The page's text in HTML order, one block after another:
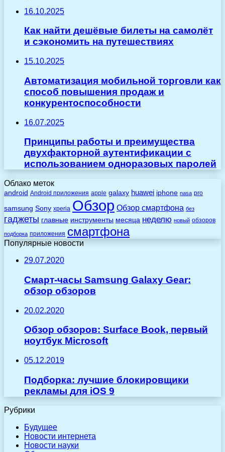
16.10.2025
Как найти дешёвые билеты на самолёт
и сэкономить на путешествиях
15.10.2025
Автоматизация мобильной торговли как
способ повышения продаж и
конкурентоспособности
16.07.2025
Принципы работы и преимущества
двухфакторной аутентификации с
использованием одноразовых паролей
Облако меток
android Android приложения apple galaxy huawei iphone nasa pro
samsung Sony xperia Обзор Обзор смартфона без
гаджеты главные инструменты месяца неделю новый обзоров
подборка приложения смартфона
Популярные новости
29.07.2020
Смарт-часы Samsung Galaxy Gear:
обзор обзоров
20.02.2020
Обзор обзоров: Surface Book, первый
ноутбук Microsoft
05.12.2019
Подборка: лучшие блокировщики
рекламы для iOS 9
Рубрики
Будущее
Новости интернета
Новости науки